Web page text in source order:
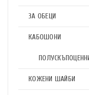
ЗА ОБЕЦИ
КАБОШОНИ
КОЖЕНИ ШАЙБИ